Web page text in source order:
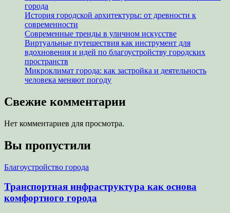
города
История городской архитектуры: от древности к
современности
Современные тренды в уличном искусстве
Виртуальные путешествия как инструмент для
вдохновения и идей по благоустройству городских
пространств
Микроклимат города: как застройка и деятельность
человека меняют погоду
Свежие комментарии
Нет комментариев для просмотра.
Вы пропустили
Благоустройство города
Транспортная инфраструктура как основа
комфортного города